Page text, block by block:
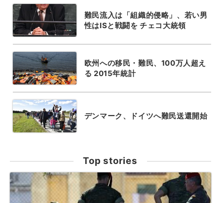
難民流入は「組織的侵略」、若い男
性はISと戦闘を チェコ大統領
欧州への移民・難民、100万人超え
る 2015年統計
デンマーク、ドイツへ難民送還開始
Top stories